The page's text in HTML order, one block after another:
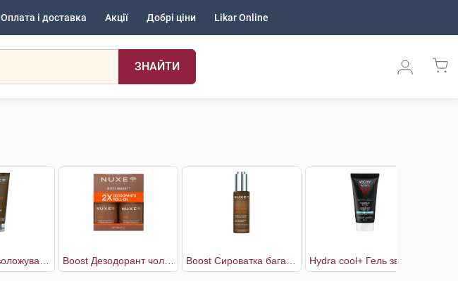
Оплата і доставка Акції Добрі ціни Likar Online
ЗНАЙТИ